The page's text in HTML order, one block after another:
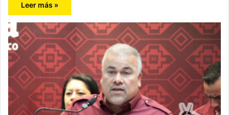
Leer más »